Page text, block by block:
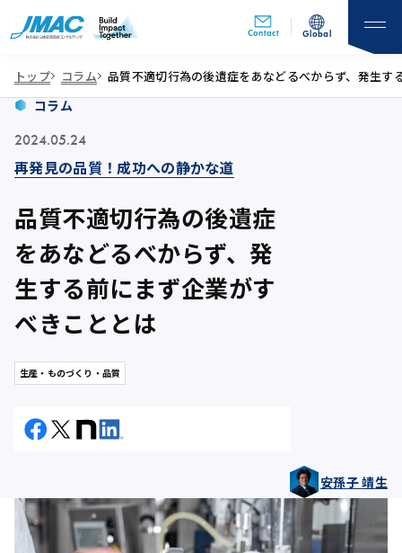
Contact Global
トップ コラム 品質不適切行為の後遺症をあなどるべからず、発生す
品質不適切行為の後遺症
をあなどるべからず、発
生する前にまず企業がす
べきこととは
コラム
2024.05.24
再発見の品質！成功への静かな道
安孫子 靖生
生産・ものづくり・品質